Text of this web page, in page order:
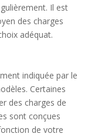
Il est
des charges
adéquat.
indiquée par le
Certaines
des charges de
sont conçues
de votre